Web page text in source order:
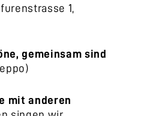
1,
gemeinsam sind
mit anderen